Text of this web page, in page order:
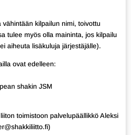
kilpailun nimi, toivottu
tulee myös olla maininta, jos kilpailu
aiheuta lisäkuluja järjestäjälle).
ovat edelleen:
shakin JSM
toimistoon palvelupäällikkö Aleksi